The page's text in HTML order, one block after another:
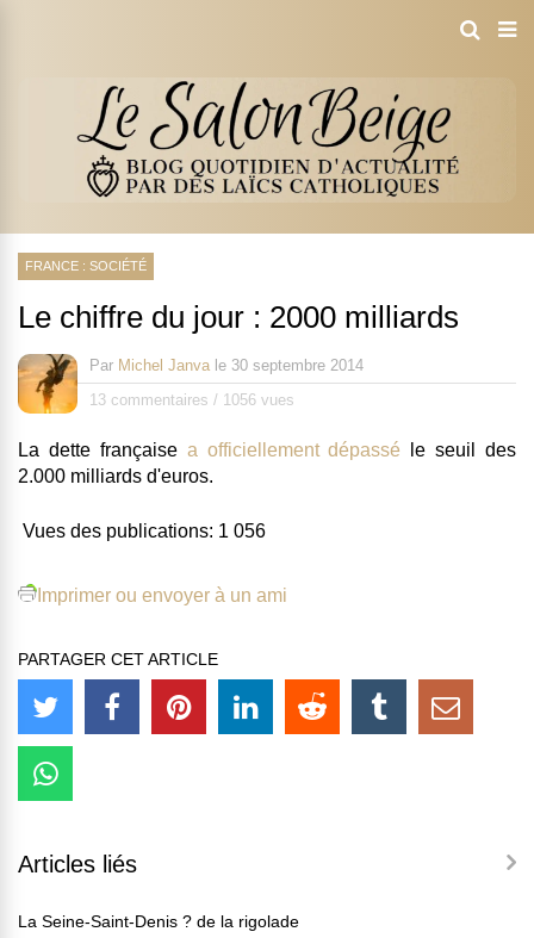
FRANCE : SOCIÉTÉ
Le chiffre du jour : 2000 milliards
Par Michel Janva le 30 septembre 2014
13 commentaires / 1056 vues
La dette française a officiellement dépassé le seuil des
2.000 milliards d'euros.
Vues des publications: 1 056
Imprimer ou envoyer à un ami
PARTAGER CET ARTICLE
Articles liés
La Seine-Saint-Denis ? de la rigolade